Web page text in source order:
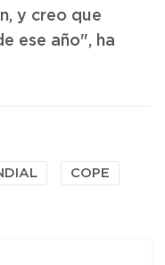
y creo que
ese año", ha
COPE